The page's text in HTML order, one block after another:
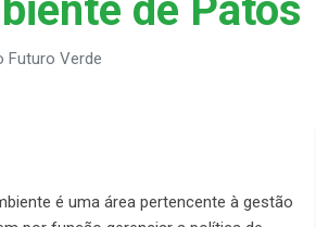
de Patos
Futuro Verde
é uma área pertencente à gestão